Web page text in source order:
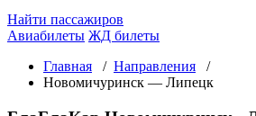
Найти пассажиров
Авиабилеты ЖД билеты
Главная / Направления /
Новомичуринск — Липецк